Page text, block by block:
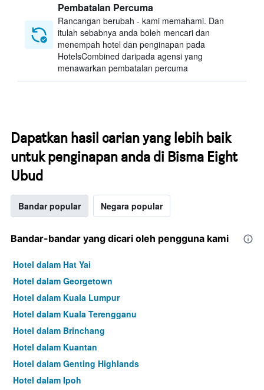
Pembatalan Percuma
Rancangan berubah - kami memahami. Dan
itulah sebabnya anda boleh mencari dan
menempah hotel dan penginapan pada
HotelsCombined daripada agensi yang
menawarkan pembatalan percuma
Dapatkan hasil carian yang lebih baik
untuk penginapan anda di Bisma Eight
Ubud
Bandar popular Negara popular
Bandar-bandar yang dicari oleh pengguna kami
Hotel dalam Hat Yai
Hotel dalam Georgetown
Hotel dalam Kuala Lumpur
Hotel dalam Kuala Terengganu
Hotel dalam Brinchang
Hotel dalam Kuantan
Hotel dalam Genting Highlands
Hotel dalam Ipoh